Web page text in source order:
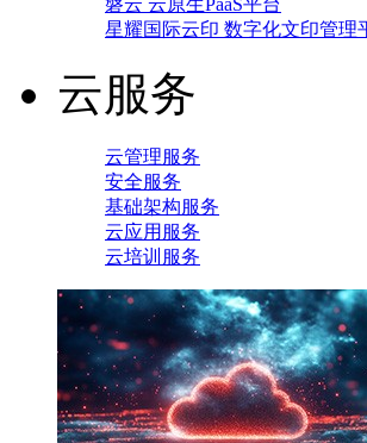
磐云 云原生PaaS平台
星耀国际云印 数字化文印管理
云服务
云管理服务
安全服务
基础架构服务
云应用服务
云培训服务